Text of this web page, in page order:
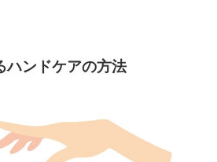
ハンドケアの方法